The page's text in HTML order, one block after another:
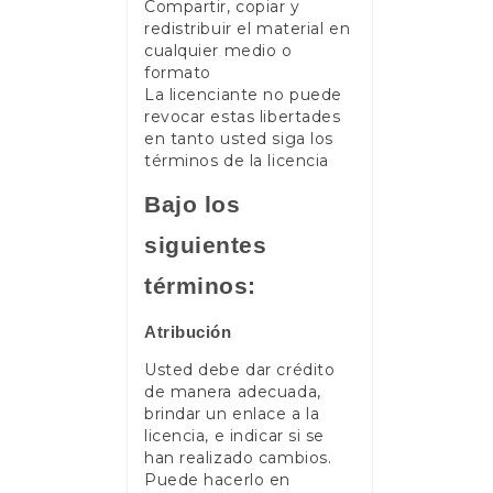
Compartir, copiar y
redistribuir el material en
cualquier medio o
formato
La licenciante no puede
revocar estas libertades
en tanto usted siga los
términos de la licencia
Bajo los
siguientes
términos:
Atribución
Usted debe dar crédito
de manera adecuada,
brindar un enlace a la
licencia, e indicar si se
han realizado cambios.
Puede hacerlo en